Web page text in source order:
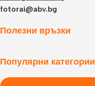
fotorai@abv.bg
Полезни връзки
Популярни категории